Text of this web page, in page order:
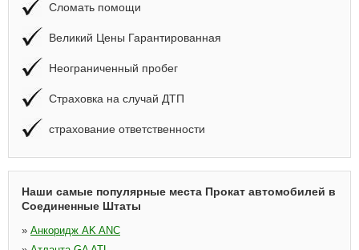
Сломать помощи
Великий Цены Гарантированная
Неограниченный пробег
Страховка на случай ДТП
страхование ответственности
Наши самые популярные места Прокат автомобилей в
Соединенные Штаты
» Анкоридж AK ANC